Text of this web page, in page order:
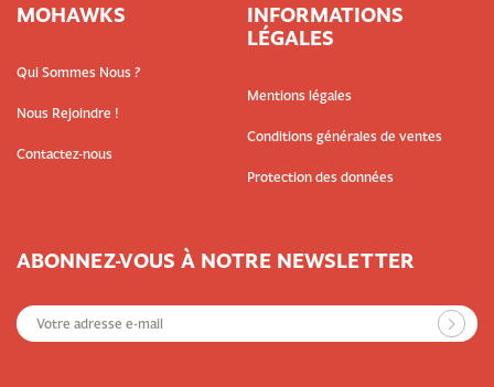
MOHAWKS
Qui Sommes Nous ?
Nous Rejoindre !
Contactez-nous
INFORMATIONS
LÉGALES
Mentions légales
Conditions générales de ventes
Protection des données
ABONNEZ-VOUS À NOTRE NEWSLETTER